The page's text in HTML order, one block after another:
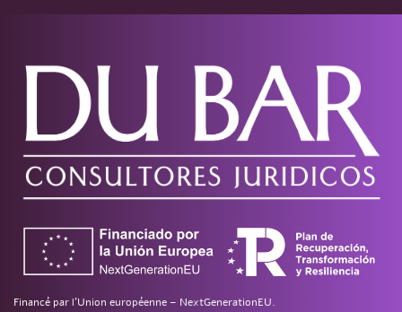
Financé par l’Union européenne – NextGenerationEU.